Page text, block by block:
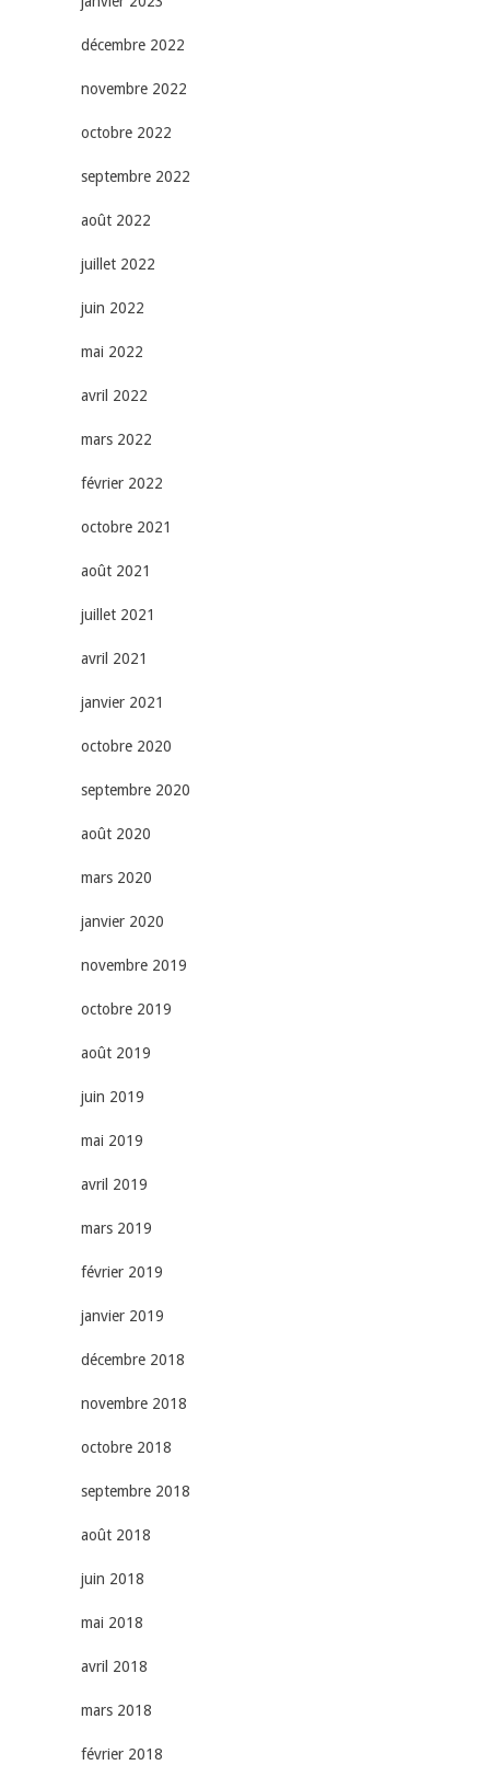
décembre 2022
novembre 2022
octobre 2022
septembre 2022
août 2022
juillet 2022
juin 2022
mai 2022
avril 2022
mars 2022
février 2022
octobre 2021
août 2021
juillet 2021
avril 2021
janvier 2021
octobre 2020
septembre 2020
août 2020
mars 2020
janvier 2020
novembre 2019
octobre 2019
août 2019
juin 2019
mai 2019
avril 2019
mars 2019
février 2019
janvier 2019
décembre 2018
novembre 2018
octobre 2018
septembre 2018
août 2018
juin 2018
mai 2018
avril 2018
mars 2018
février 2018